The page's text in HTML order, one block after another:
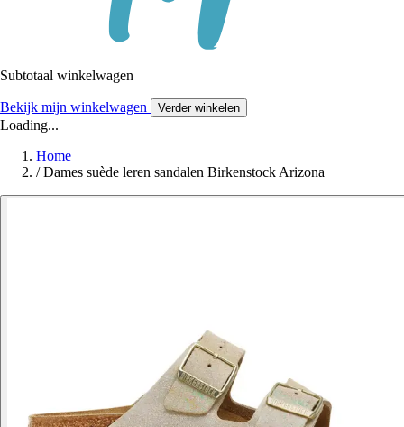
Subtotaal winkelwagen
Bekijk mijn winkelwagen Verder winkelen
Loading...
Home
/ Dames suède leren sandalen Birkenstock Arizona